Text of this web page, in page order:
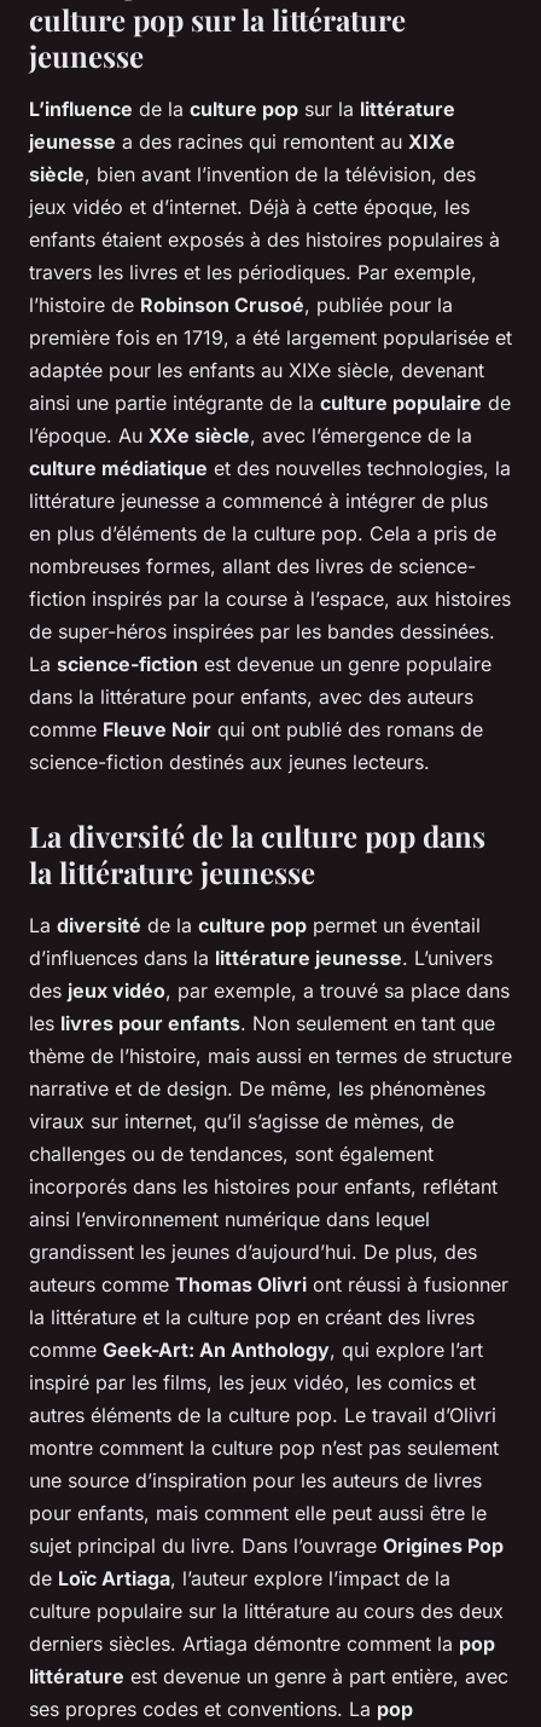
culture pop sur la littérature
jeunesse
L’influence de la culture pop sur la littérature
jeunesse a des racines qui remontent au XIXe
siècle, bien avant l’invention de la télévision, des
jeux vidéo et d’internet. Déjà à cette époque, les
enfants étaient exposés à des histoires populaires à
travers les livres et les périodiques. Par exemple,
l’histoire de Robinson Crusoé, publiée pour la
première fois en 1719, a été largement popularisée et
adaptée pour les enfants au XIXe siècle, devenant
ainsi une partie intégrante de la culture populaire de
l’époque. Au XXe siècle, avec l’émergence de la
culture médiatique et des nouvelles technologies, la
littérature jeunesse a commencé à intégrer de plus
en plus d’éléments de la culture pop. Cela a pris de
nombreuses formes, allant des livres de science-
fiction inspirés par la course à l’espace, aux histoires
de super-héros inspirées par les bandes dessinées.
La science-fiction est devenue un genre populaire
dans la littérature pour enfants, avec des auteurs
comme Fleuve Noir qui ont publié des romans de
science-fiction destinés aux jeunes lecteurs.
La diversité de la culture pop dans
la littérature jeunesse
La diversité de la culture pop permet un éventail
d’influences dans la littérature jeunesse. L’univers
des jeux vidéo, par exemple, a trouvé sa place dans
les livres pour enfants. Non seulement en tant que
thème de l’histoire, mais aussi en termes de structure
narrative et de design. De même, les phénomènes
viraux sur internet, qu’il s’agisse de mèmes, de
challenges ou de tendances, sont également
incorporés dans les histoires pour enfants, reflétant
ainsi l’environnement numérique dans lequel
grandissent les jeunes d’aujourd’hui. De plus, des
auteurs comme Thomas Olivri ont réussi à fusionner
la littérature et la culture pop en créant des livres
comme Geek-Art: An Anthology, qui explore l’art
inspiré par les films, les jeux vidéo, les comics et
autres éléments de la culture pop. Le travail d’Olivri
montre comment la culture pop n’est pas seulement
une source d’inspiration pour les auteurs de livres
pour enfants, mais comment elle peut aussi être le
sujet principal du livre. Dans l’ouvrage Origines Pop
de Loïc Artiaga, l’auteur explore l’impact de la
culture populaire sur la littérature au cours des deux
derniers siècles. Artiaga démontre comment la pop
littérature est devenue un genre à part entière, avec
ses propres codes et conventions. La pop